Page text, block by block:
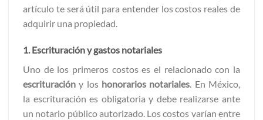
artículo te será útil para entender los costos reales de
adquirir una propiedad.
1. Escrituración y gastos notariales
Uno de los primeros costos es el relacionado con la
escrituración y los honorarios notariales. En México,
la escrituración es obligatoria y debe realizarse ante
un notario público autorizado. Los costos varían entre